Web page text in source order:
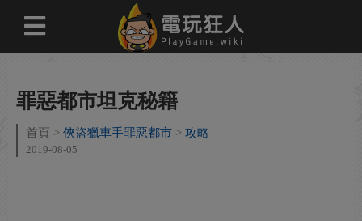
罪惡都市坦克秘籍
首頁 俠盜獵車手罪惡都市 攻略
2019-08-05